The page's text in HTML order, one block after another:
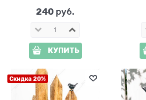
240 руб.
КУПИТЬ
Скидка 20%